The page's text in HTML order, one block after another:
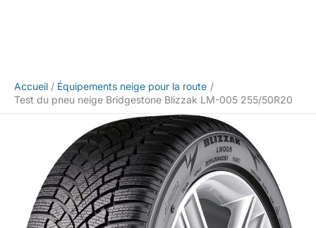
Accueil
Équipements neige pour la route
Test du pneu neige Bridgestone Blizzak LM-005 255/50R20